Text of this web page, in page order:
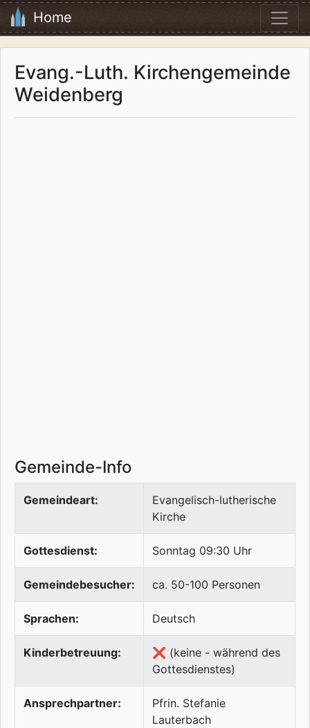
Home
Evang.-Luth. Kirchengemeinde
Weidenberg
Gemeinde-Info
Gemeindeart:
Evangelisch-lutherische
Kirche
Gottesdienst: Sonntag 09:30 Uhr
Gemeindebesucher: ca. 50-100 Personen
Sprachen: Deutsch
Kinderbetreuung:
❌ (keine - während des
Gottesdienstes)
Ansprechpartner:
Pfrin. Stefanie
Lauterbach